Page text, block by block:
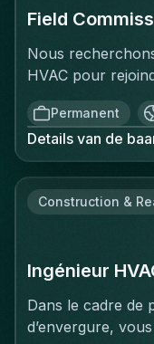
Field
Nous
HVAC pour
de Bruxelles.
assistance
service et du
pour nos clients.
climatisation sont
spécifications et
travail impliquera
systèmes, le
toutes les
Permanent
Details van de
Construction &
Ingénieur
Dans le cadre de
d’envergure,